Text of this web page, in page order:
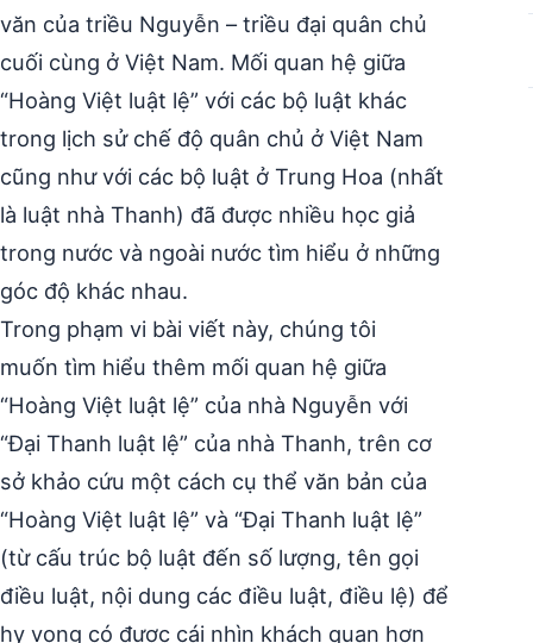
văn của triều Nguyễn – triều đại quân chủ
cuối cùng ở Việt Nam. Mối quan hệ giữa
“Hoàng Việt luật lệ” với các bộ luật khác
trong lịch sử chế độ quân chủ ở Việt Nam
cũng như với các bộ luật ở Trung Hoa (nhất
là luật nhà Thanh) đã được nhiều học giả
trong nước và ngoài nước tìm hiểu ở những
góc độ khác nhau.
Trong phạm vi bài viết này, chúng tôi
muốn tìm hiểu thêm mối quan hệ giữa
“Hoàng Việt luật lệ” của nhà Nguyễn với
“Đại Thanh luật lệ” của nhà Thanh, trên cơ
sở khảo cứu một cách cụ thể văn bản của
“Hoàng Việt luật lệ” và “Đại Thanh luật lệ”
(từ cấu trúc bộ luật đến số lượng, tên gọi
điều luật, nội dung các điều luật, điều lệ) để
hy vọng có được cái nhìn khách quan hơn